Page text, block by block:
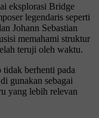
eksplorasi Bridge
legendaris seperti
Johann Sebastian
memahami struktur
teruji oleh waktu.
berhenti pada
gunakan sebagai
yang lebih relevan